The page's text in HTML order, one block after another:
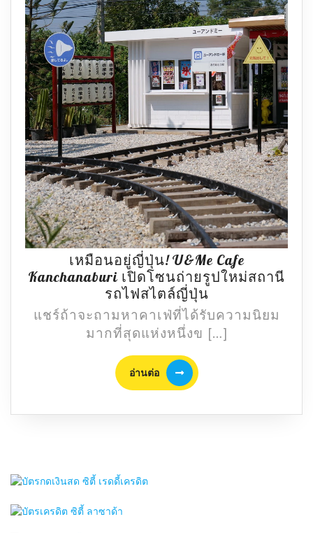
เหมือนอยู่ญี่ปุ่น! U&Me Cafe
Kanchanaburi เปิดโซนถ่ายรูปใหม่สถานี
รถไฟสไตล์ญี่ปุ่นเหมือน
อยู่
ญี่ปุ่น!
U&Me
โซน
แชร์ถ้าจะถามหาคาเฟ่ที่ได้รับความนิยม
มากที่สุดแห่งหนึ่งข […]
อ่านต่อ
อ่าน
ต่อ